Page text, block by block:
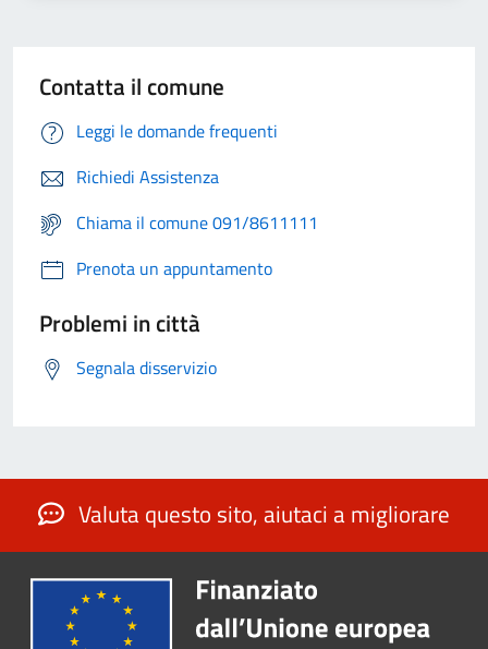
Contatta il comune
Leggi le domande frequenti
Richiedi Assistenza
Chiama il comune 091/8611111
Prenota un appuntamento
Problemi in città
Segnala disservizio
Valuta questo sito, aiutaci a migliorare